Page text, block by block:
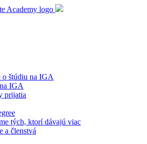
o štúdiu na IGA
IGA
prijatia
tých, ktorí dávajú viac
a členstvá